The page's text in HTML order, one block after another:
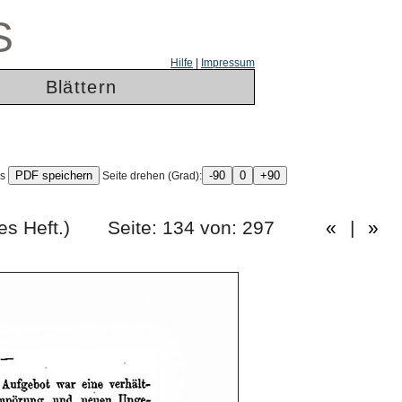
Hilfe Impressum
Blättern
Seite drehen (Grad):
Heft.) Seite: 134 von: 297 « | »